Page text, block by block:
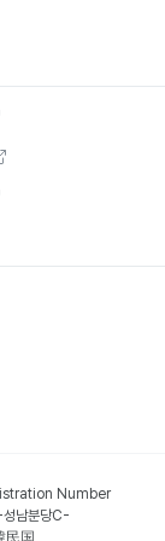
Number
남분당C-
民国